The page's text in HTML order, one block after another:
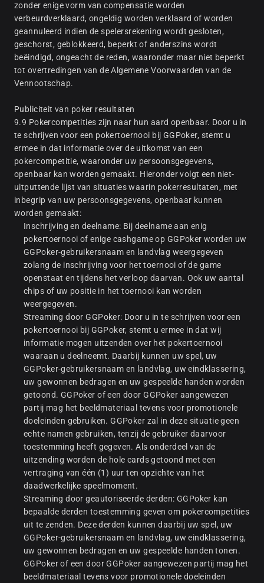
zonder enige vorm van compensatie worden
verbeurdverklaard, ongeldig worden verklaard of worden
geannuleerd indien de spelersrekening wordt gesloten,
geschorst, geblokkeerd, beperkt of anderszins wordt
beëindigd, ongeacht de reden, waaronder maar niet beperkt
tot overtredingen van de Algemene Voorwaarden van de
Vennootschap.
Publiciteit van poker resultaten
9.9 Pokercompetities zijn naar hun aard openbaar. Door u in
te schrijven voor een pokertoernooi bij GGPoker, stemt u
ermee in dat informatie over de uitkomst van een
pokercompetitie, waaronder uw persoonsgegevens,
openbaar kan worden gemaakt. Hieronder volgt een niet-
uitputtende lijst van situaties waarin pokerresultaten, met
inbegrip van uw persoonsgegevens, openbaar kunnen
worden gemaakt:
Inschrijving en deelname: Bij deelname aan enig
pokertoernooi of enige cashgame op GGPoker worden uw
GGPoker-gebruikersnaam en landvlag weergegeven
zolang de inschrijving voor het toernooi of de game
openstaat en tijdens het verloop daarvan. Ook uw aantal
chips of uw positie in het toernooi kan worden
weergegeven.
Streaming door GGPoker: Door u in te schrijven voor een
pokertoernooi bij GGPoker, stemt u ermee in dat wij
informatie mogen uitzenden over het pokertoernooi
waaraan u deelneemt. Daarbij kunnen uw spel, uw
GGPoker-gebruikersnaam en landvlag, uw eindklassering,
uw gewonnen bedragen en uw gespeelde handen worden
getoond. GGPoker of een door GGPoker aangewezen
partij mag het beeldmateriaal tevens voor promotionele
doeleinden gebruiken. GGPoker zal in deze situatie geen
echte namen gebruiken, tenzij de gebruiker daarvoor
toestemming heeft gegeven. Als onderdeel van de
uitzending worden de hole cards getoond met een
vertraging van één (1) uur ten opzichte van het
daadwerkelijke speelmoment.
Streaming door geautoriseerde derden: GGPoker kan
bepaalde derden toestemming geven om pokercompetities
uit te zenden. Deze derden kunnen daarbij uw spel, uw
GGPoker-gebruikersnaam en landvlag, uw eindklassering,
uw gewonnen bedragen en uw gespeelde handen tonen.
GGPoker of een door GGPoker aangewezen partij mag het
beeldmateriaal tevens voor promotionele doeleinden